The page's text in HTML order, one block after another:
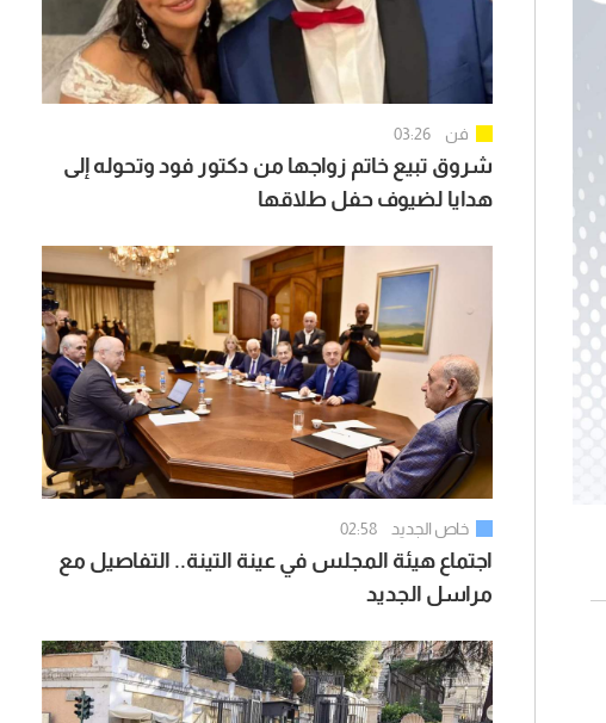
فن 03:26
شروق تبيع خاتم زواجها من دكتور فود وتحوله إلى
هدايا لضيوف حفل طلاقها
خاص الجديد 02:58
اجتماع هيئة المجلس في عينة التينة.. التفاصيل مع
مراسل الجديد